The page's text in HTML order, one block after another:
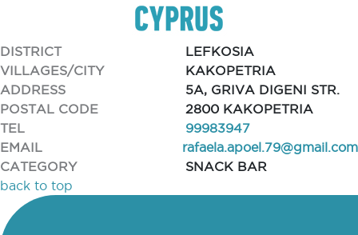
DISTRICT
LEFKOSIA
VILLAGES/CITY
KAKOPETRIA
ADDRESS
5A, GRIVA DIGENI STR.
POSTAL CODE
2800 KAKOPETRIA
TEL
99983947
EMAIL
rafaela.apoel.79@gmail.com
CATEGORY
SNACK BAR
back to top